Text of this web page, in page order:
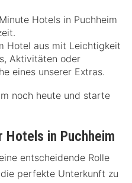
Hotels in Puchheim
Hotel aus mit Leichtigkeit
Aktivitäten oder
eines unserer Extras.
noch heute und starte
in Puchheim
entscheidende Rolle
perfekte Unterkunft zu